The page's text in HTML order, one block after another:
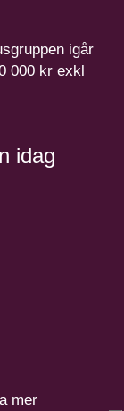
igår
000 kr exkl
idag
mer